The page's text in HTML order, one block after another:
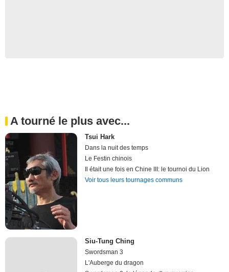
A tourné le plus avec...
Tsui Hark
Dans la nuit des temps
Le Festin chinois
Il était une fois en Chine III: le tournoi du Lion
Voir tous leurs tournages communs
Siu-Tung Ching
Swordsman 3
L'Auberge du dragon